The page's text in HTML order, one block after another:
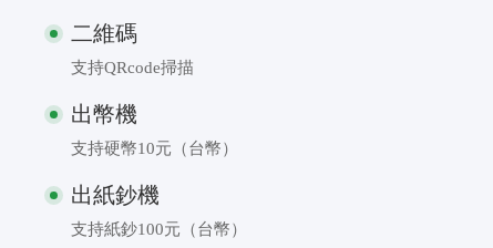
二維碼
支持QRcode掃描
出幣機
支持硬幣10元（台幣）
出紙鈔機
支持紙鈔100元（台幣）